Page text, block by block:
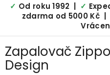
✓ Od roku 1992 | ✓
zdarma od 5000 Kč |
Zapalovač
Design